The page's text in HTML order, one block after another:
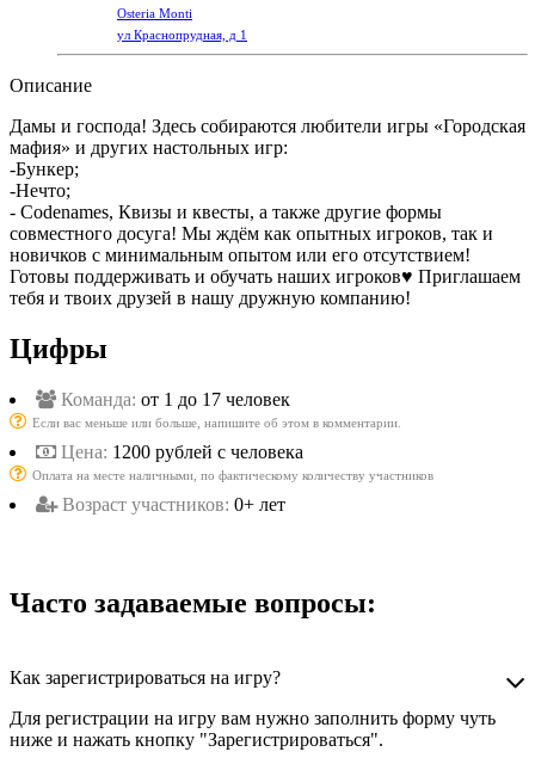
Osteria Monti
ул Краснопрудная, д 1
Описание
Дамы и господа! Здесь собираются любители игры «Городская
мафия» и других настольных игр:
-Бункер;
-Нечто;
- Codenames, Квизы и квесты, а также другие формы
совместного досуга! Мы ждём как опытных игроков, так и
новичков с минимальным опытом или его отсутствием!
Готовы поддерживать и обучать наших игроков♥️ Приглашаем
тебя и твоих друзей в нашу дружную компанию!
Цифры
Команда: от 1 до 17 человек
Если вас меньше или больше, напишите об этом в комментарии.
Цена: 1200 рублей с человека
Оплата на месте наличными, по фактическому количеству участников
Возраст участников: 0+ лет
Часто задаваемые вопросы:
Как зарегистрироваться на игру?
Для регистрации на игру вам нужно заполнить форму чуть
ниже и нажать кнопку "Зарегистрироваться".